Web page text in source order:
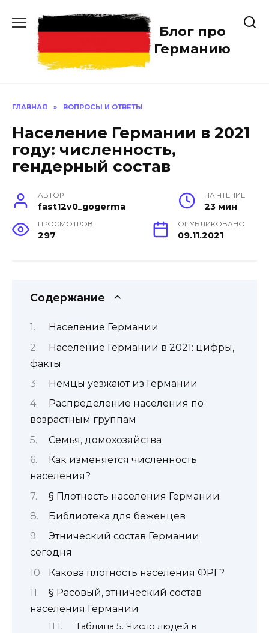
содержанию
Блог про
Германию
ГЛАВНАЯ » ВОПРОСЫ И ОТВЕТЫ
Население Германии в 2021
году: численность,
гендерный состав
АВТОР
fast12v0_gogerma
НА ЧТЕНИЕ
23 мин
ПРОСМОТРОВ
297
ОПУБЛИКОВАНО
09.11.2021
Содержание
Население Германии
Население Германии в 2021: цифры,
факты
Немцы уезжают из Германии
Распределение населения по
возрастным группам
Семья, домохозяйства
Как изменяется численность
населения?
§ Плотность населения Германии
Библиотека для беженцев
Этнический состав Германии
сегодня
Какова плотность населения ФРГ?
§ Расовый, этнический состав
населения Германии
Таблица 5. Число людей в